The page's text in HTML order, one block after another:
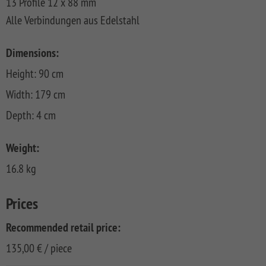
FLOW
WPC
PLATINUM
SYSTEM
WPC
PLATINUM
SYSTEM
WPC
PLATINUM
SYSTEM
WPC
XL
SYSTEM
SYSTEM
SYSTEM
WPC
CLASSIC
SYSTEM
RHOMBUS
SYSTEM
HOLZ
GRAZIA
NEO
ARZAGO
GADA
XL
BAMBU
LETTLAND
ALU
XL
RAJA
WPC
ALU
XL
WPC
Floor
Planks
Hardwood
Floor
Planks
Aufbauanleitungen
Kataloge
Materialkunde
Alle Verbindungen aus Edelstahl
Dimensions:
Height: 90 cm
Width: 179 cm
Depth: 4 cm
Weight:
16.8 kg
Prices
Recommended retail price:
135,00 €/ piece